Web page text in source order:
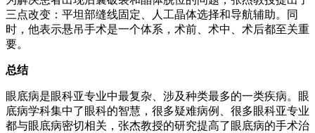
三点改变：平坦部缝线固定、人工晶体选择和导航辅助。同
时，他表示悬吊手术是一个体系，术前、术中、术后都至关重
要。
总结
眼底病是眼科亚专业中最复杂、涉及种类最多的一类疾病。眼
底病学科集中了眼科的智慧，很多疑难病例、很多眼科亚专业
都与眼底病密切相关，张杰教授的研究提高了眼底病的手术治